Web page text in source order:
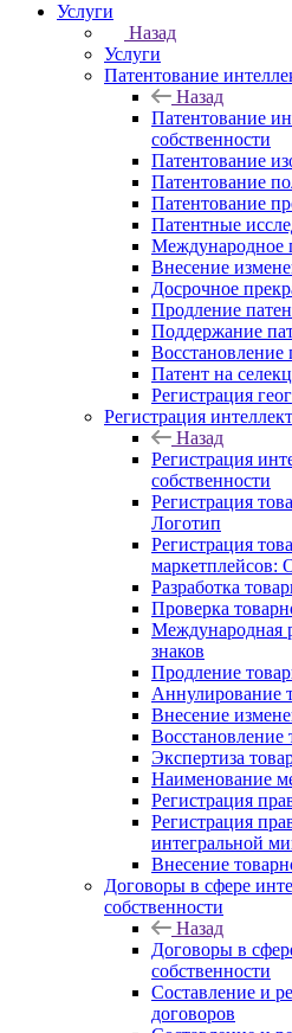
Услуги
Назад
Услуги
Патентование
Назад
Патентование
собственности
Патентование
Патентование
Патентование
Патентные
Международное
Внесение
Досрочное
Продление
Поддержание
Восстановление
Патент на
Регистрация
Регистрация
Назад
Регистрация
собственности
Регистрация
Логотип
Регистрация
маркетплейсов:
Разработка
Проверка
Международная
знаков
Продление
Аннулирование
Внесение
Восстановление
Экспертиза
Наименование
Регистрация
Регистрация
интегральной
Внесение
Договоры в сфере
собственности
Назад
Договоры в
собственности
Составление и
договоров